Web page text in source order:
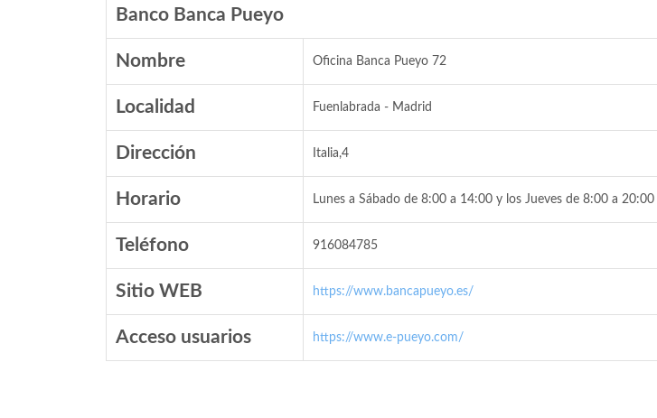
Banco Banca Pueyo
Nombre Oficina Banca Pueyo 72
Localidad Fuenlabrada - Madrid
Dirección Italia,4
Horario Lunes a Sábado de 8:00 a 14:00 y los Jueves de 8:00 a 20:00
Teléfono 916084785
Sitio WEB https://www.bancapueyo.es/
Acceso usuarios https://www.e-pueyo.com/